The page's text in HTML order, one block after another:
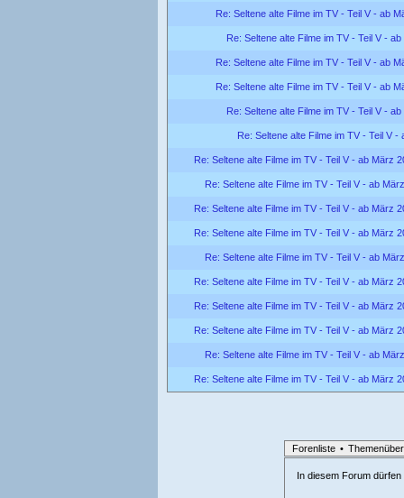
Re: Seltene alte Filme im TV - Teil V - ab
Re: Seltene alte Filme im TV - Teil V -
Re: Seltene alte Filme im TV - Teil V - ab
Re: Seltene alte Filme im TV - Teil V - ab
Re: Seltene alte Filme im TV - Teil V -
Re: Seltene alte Filme im TV - Teil V -
Re: Seltene alte Filme im TV - Teil V - ab März
Re: Seltene alte Filme im TV - Teil V - ab
Re: Seltene alte Filme im TV - Teil V - ab März
Re: Seltene alte Filme im TV - Teil V - ab März
Re: Seltene alte Filme im TV - Teil V - ab
Re: Seltene alte Filme im TV - Teil V - ab März
Re: Seltene alte Filme im TV - Teil V - ab März
Re: Seltene alte Filme im TV - Teil V - ab März
Re: Seltene alte Filme im TV - Teil V - ab
Re: Seltene alte Filme im TV - Teil V - ab März
Forenliste •
In diesem Forum